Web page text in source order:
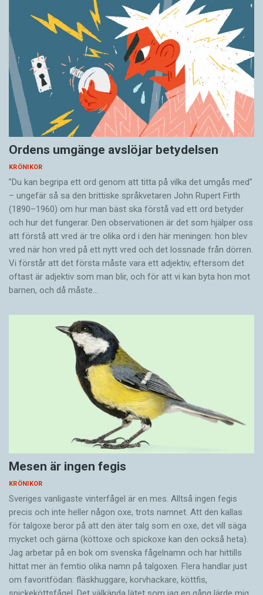
Ordens umgänge avslöjar betydelsen
KRÖNIKOR
”Du kan begripa ett ord genom att titta på vilka det umgås med”
– ungefär så sa den brittiske språkvetaren John Rupert Firth
(1890–1960) om hur man bäst ska förstå vad ett ord betyder
och hur det fungerar. Den ­observationen är det som hjälper oss
att förstå att vred är tre olika ord i den här meningen: hon blev
vred när hon vred på ett nytt vred och det lossnade från dörren.
Vi förstår att det första måste vara ett adjektiv, eftersom det
oftast är adjektiv som man blir, och för att vi kan byta hon mot
barnen, och då måste…
Mesen är ingen fegis
KRÖNIKOR
Sveriges vanligaste vinterfågel är en mes. Alltså ingen fegis
precis och inte heller någon oxe, trots namnet. Att den kallas
för talgoxe beror på att den äter talg som en oxe, det vill säga
mycket och gärna (köttoxe och spickoxe kan den också heta).
Jag arbetar på en bok om svenska fågelnamn och har hittills
hittat mer än femtio olika namn på talgoxen. Flera handlar just
om favoritfödan: fläskhuggare, korvhackare, köttfis,